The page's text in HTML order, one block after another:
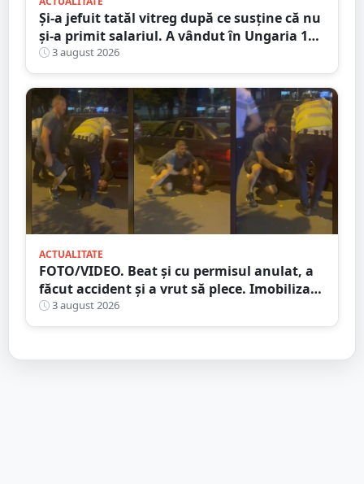
Și-a jefuit tatăl vitreg după ce susține că nu
și-a primit salariul. A vândut în Ungaria 120
de role de vată și gresie de 7.000 de euro
3 august 2026
ACTUALITATE
FOTO/VIDEO. Beat și cu permisul anulat, a
făcut accident și a vrut să plece. Imobilizat
de trecători
3 august 2026